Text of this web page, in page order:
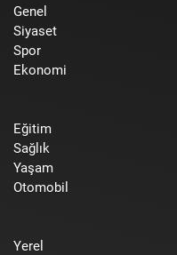
Genel
Siyaset
Spor
Ekonomi
Eğitim
Sağlık
Yaşam
Otomobil
Yerel